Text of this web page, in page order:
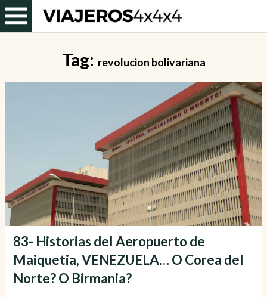
Tag: revolucion bolivariana
83- Historias del Aeropuerto de
Maiquetia, VENEZUELA… O Corea del
Norte? O Birmania?